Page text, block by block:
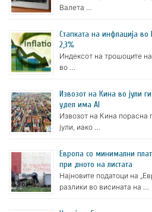
Валета …
Стапката на инфлација
2,3%
Индексот на трошоците
во …
Извозот на Кина во јули
удел има AI
Извозот на Кина порасна
јули, иако …
Европа со минимални
при дното на листата
Најновите податоци на
разлики во висината на …